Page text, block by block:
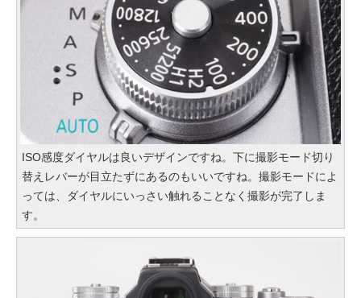
ISO感度ダイヤルは良いデザインですね。下に撮影モード切り
替えレバーが目立たずにあるのもいいですね。撮影モードによ
っては、ダイヤルにいっさい触れることなく撮影が完了しま
す。